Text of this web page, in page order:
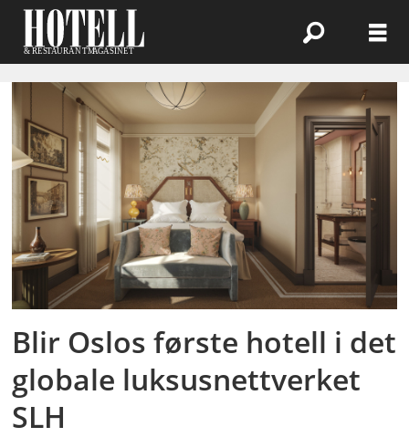
Emne:
boutiquehotell
Blir Oslos første hotell i det
globale luksusnettverket
SLH